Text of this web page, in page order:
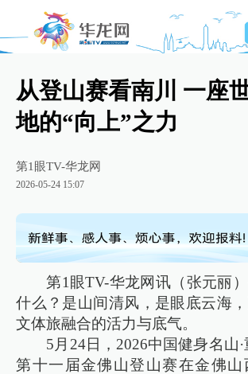
从登山赛看南川 一座
地的“向上”之力
第1眼TV-华龙网
2026-05-24 15:07
第1眼TV-华龙网讯（张元丽
什么？是山间清风，是眼底云海
文体旅融合的活力与底气。
5月24日，2026中国健身名山
第十一届金佛山登山赛在金佛山